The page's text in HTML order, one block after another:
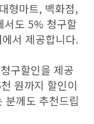
형마트, 백화점,
서도 5% 청구할
서 제공합니다.
구할인을 제공
원까지 할인이
분께도 추천드립